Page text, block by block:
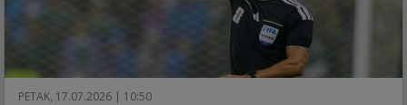
PETAK, 17.07.2026 | 10:50